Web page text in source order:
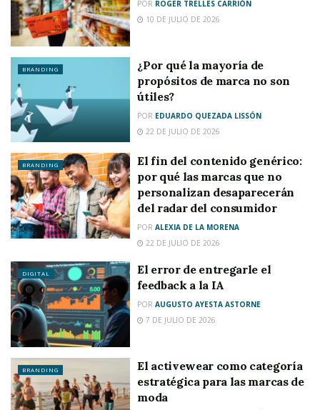
POR ROGER TRELLES CARRIÓN
10 DE JULIO DE 2026
BRANDING
¿Por qué la mayoría de
propósitos de marca no son
útiles?
POR EDUARDO QUEZADA LISSÓN
22 DE JULIO DE 2026
BRANDING
El fin del contenido genérico:
por qué las marcas que no
personalizan desaparecerán
del radar del consumidor
POR ALEXIA DE LA MORENA
22 DE JULIO DE 2026
DIGITAL
El error de entregarle el
feedback a la IA
POR AUGUSTO AYESTA ASTORNE
7 DE JULIO DE 2026
BRANDING
El activewear como categoría
estratégica para las marcas de
moda